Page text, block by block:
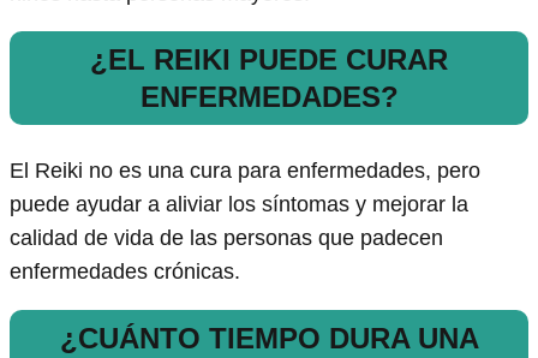
¿EL REIKI PUEDE CURAR
ENFERMEDADES?
El Reiki no es una cura para enfermedades, pero
puede ayudar a aliviar los síntomas y mejorar la
calidad de vida de las personas que padecen
enfermedades crónicas.
¿CUÁNTO TIEMPO DURA UNA